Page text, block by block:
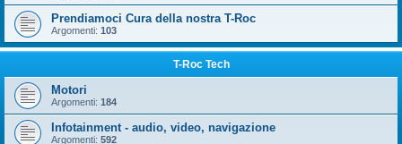
Prendiamoci Cura della nostra T-Roc
Argomenti: 103
T-Roc Tech
Motori
Argomenti: 184
Infotainment - audio, video, navigazione
Argomenti: 592